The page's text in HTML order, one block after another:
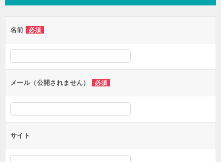
名前 必須
メール（公開されません） 必須
サイト